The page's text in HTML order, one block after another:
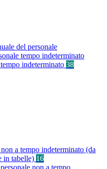
del personale
tempo indeterminato
indeterminato 38
a tempo indeterminato (da
in tabelle) 16